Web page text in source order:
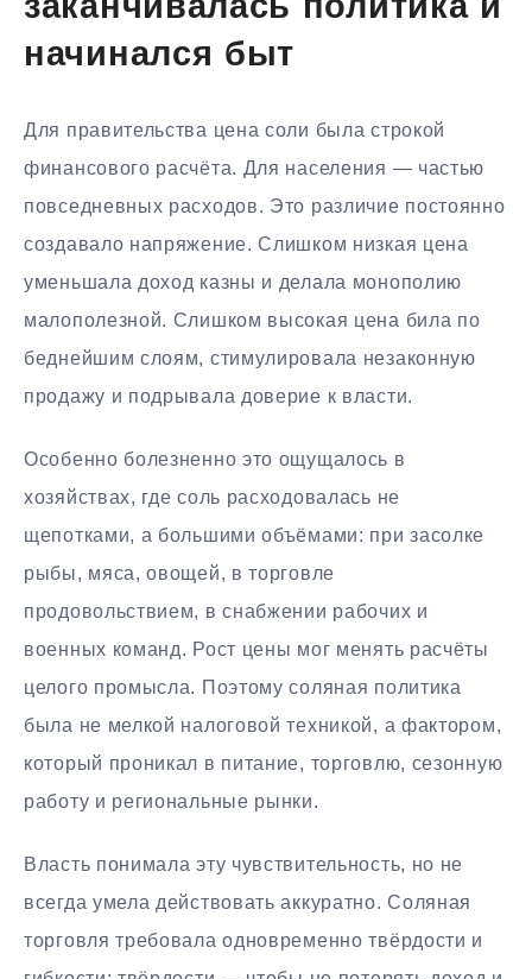
заканчивалась политика и
начинался быт
Для правительства цена соли была строкой
финансового расчёта. Для населения — частью
повседневных расходов. Это различие постоянно
создавало напряжение. Слишком низкая цена
уменьшала доход казны и делала монополию
малополезной. Слишком высокая цена била по
беднейшим слоям, стимулировала незаконную
продажу и подрывала доверие к власти.
Особенно болезненно это ощущалось в
хозяйствах, где соль расходовалась не
щепотками, а большими объёмами: при засолке
рыбы, мяса, овощей, в торговле
продовольствием, в снабжении рабочих и
военных команд. Рост цены мог менять расчёты
целого промысла. Поэтому соляная политика
была не мелкой налоговой техникой, а фактором,
который проникал в питание, торговлю, сезонную
работу и региональные рынки.
Власть понимала эту чувствительность, но не
всегда умела действовать аккуратно. Соляная
торговля требовала одновременно твёрдости и